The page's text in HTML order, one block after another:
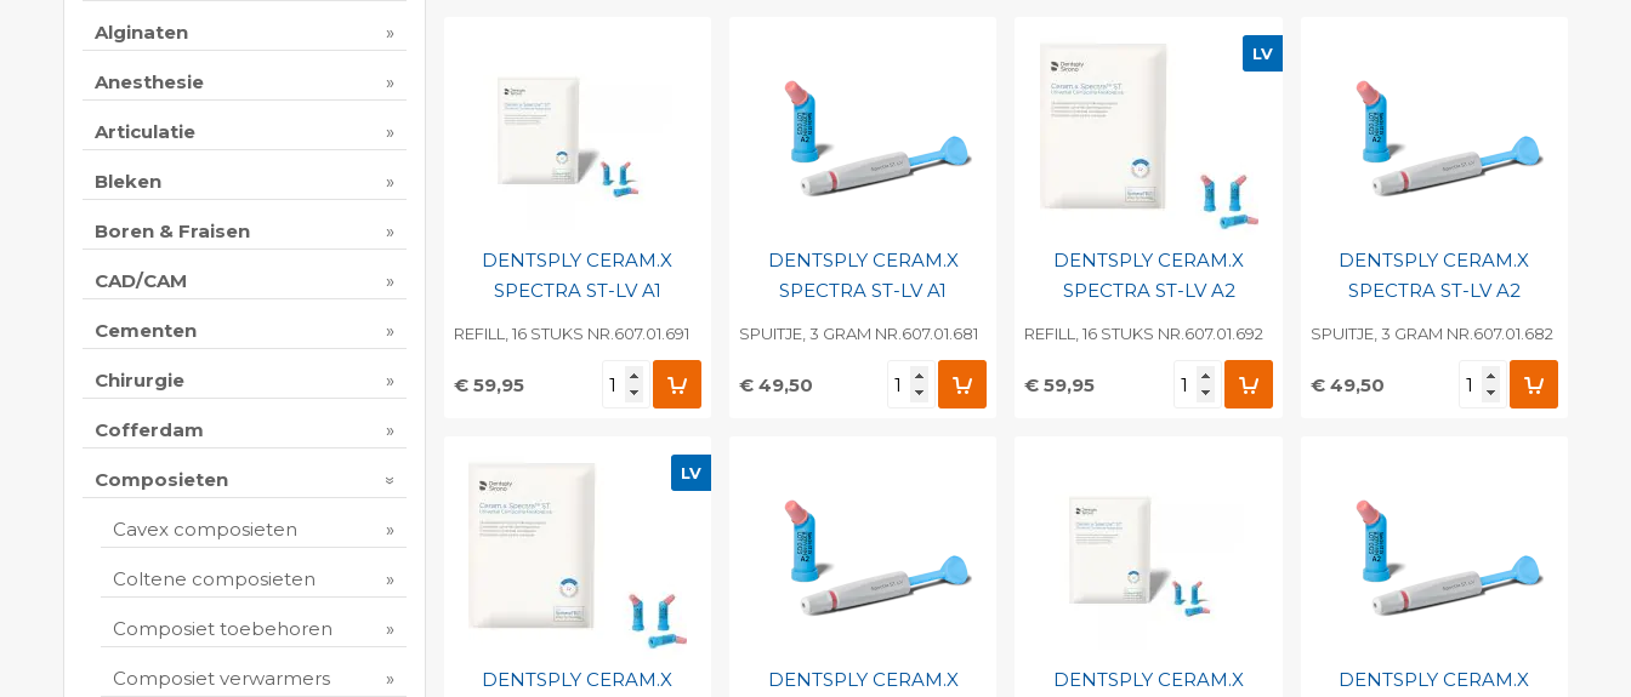
DENTSPLY CERAM.X
SPECTRA ST-LV A1
REFILL, 16 STUKS NR.607.01.691
€ 59,95
Print barcode
DENTSPLY CERAM.X
SPECTRA ST-LV A1
SPUITJE, 3 GRAM NR.607.01.681
€ 49,50
LV
DENTSPLY CERAM.X
SPECTRA ST-LV A2
REFILL, 16 STUKS NR.607.01.692
€ 59,95
DENTSPLY CERAM.X
SPECTRA ST-LV A2
SPUITJE, 3 GRAM NR.607.01.682
€ 49,50
LV
DENTSPLY CERAM.X
DENTSPLY CERAM.X
DENTSPLY CERAM.X
DENTSPLY CERAM.X
Alginaten
Anesthesie
Articulatie
Bleken
Boren & Fraisen
CAD/CAM
Cementen
Chirurgie
Cofferdam
Composieten
Cavex composieten
Coltene composieten
Composiet toebehoren
Composiet verwarmers